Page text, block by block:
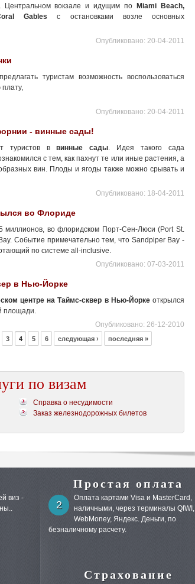
вокзале и идущим по
Miami Beach,
Gables с остановками возле основных
Опубликовано: 20-04-2011
туристам возможность воспользоваться
Опубликовано: 20-04-2011
- винные сады!
туристов ввинные сады. Идея такого сада
с тем, как пахнут те или иные растения, а
вин. Плоды и ягоды также можно срывать и
Опубликовано: 18-04-2011
во Флориде
миллионов, во флоридском Порт-Сен-Люси (Port St.
Событие примечательно тем, что Sandpiper Bay -
по системе all-inclusive.
Опубликовано: 07-03-2011
в Нью-Йорке
центре на Таймс-сквер в Нью-Йорке открылся
площади.
Опубликовано: 26-12-2010
3 4 5 6 следующая › последняя »
по визам
Справка о несудимости
Заказ железнодорожных билетов
виз -
Простая оплата
2
Оплата картами Visa и MasterCard,
наличными, через терминалы QIWI,
WebMoney, Яндекс. Деньги, по
безналичному расчету.
Страхование